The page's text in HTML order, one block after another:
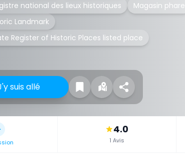
national des lieux historiques
Magasin phare
Landmark
Register of Historic Places listed place
suis allé
4.0
1 Avis